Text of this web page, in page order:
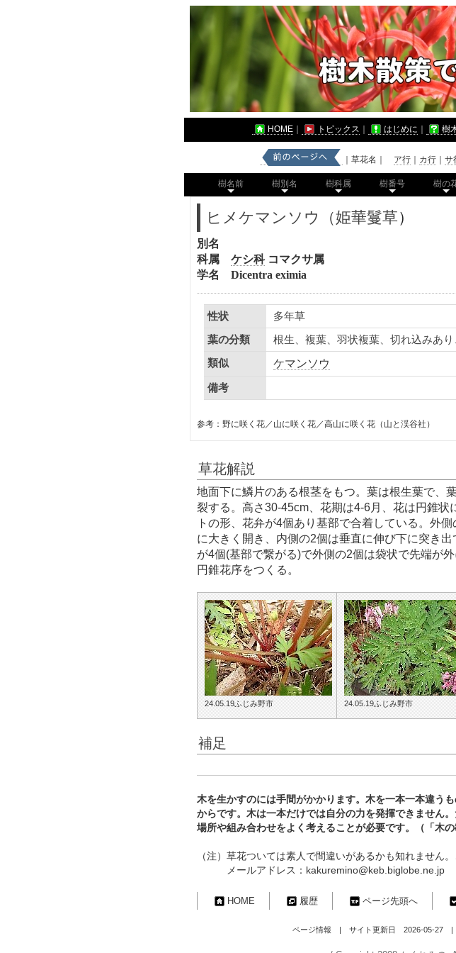
HOME トピックス はじめに 樹
｜草花名｜ ア行 カ行 サ
樹名前 樹別名 樹科属 樹番号 樹の
ヒメケマンソウ（姫華鬘草）
別名
科属 ケシ科コマクサ属
学名 Dicentra eximia
性状 多年草
葉の分類 根生、複葉、羽状複葉、切れ込みあり
類似 ケマンソウ
備考
参考：野に咲く花／山に咲く花／高山に咲く花（山と渓谷社）
草花解説
地面下に鱗片のある根茎をもつ。葉は根生葉で、
裂する。高さ30-45cm、花期は4-6月、花は円錐
トの形、花弁が4個あり基部で合着している。外
に大きく開き、内側の2個は垂直に伸び下に突き
が4個(基部で繋がる)で外側の2個は袋状で先端が
円錐花序をつくる。
24.05.19ふじみ野市 24.05.19ふじみ野市
補足
木を生かすのには手間がかかります。木を一本一本違う
からです。木は一本だけでは自分の力を発揮できません
場所や組み合わせをよく考えることが必要です。（「木の
（注）草花ついては素人で間違いがあるかも知れません
メールアドレス：
HOME 履歴 ページ先頭へ
ページ情報 | サイト更新日 2026-05-27 |